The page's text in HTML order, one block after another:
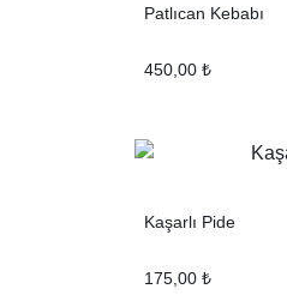
Patlıcan Kebabı
450,00 ₺
Kaşarlı Pide
175,00 ₺